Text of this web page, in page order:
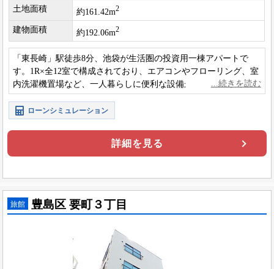
土地面積
約161.42m2
建物面積 約192.06m2
「東長崎」駅徒歩8分、池袋が生活圏の投資用一棟アパートで
す。1R×全12室で構成されており、エアコンやフローリング、室
内洗濯機置場など、一人暮らしに便利な設備が整っています。
ぜひお気軽にお問い合わせください。
ローンシミュレーション
詳細を見る
旅館 豊島区 要町３丁目